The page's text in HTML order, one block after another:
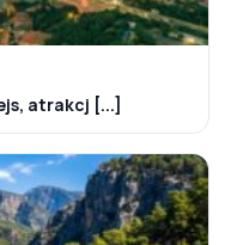
atrakcj [...]